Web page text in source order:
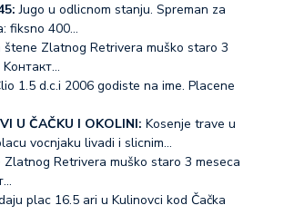
Jugo u odlicnom stanju. Spreman za
fiksno 400…
štene Zlatnog Retrivera muško staro 3
1.5 d.c.i 2006 godiste na ime. Placene
U ČAČKU I OKOLINI: Kosenje trave u
vocnjaku livadi i slicnim…
Zlatnog Retrivera muško staro 3 meseca
plac 16.5 ari u Kulinovci kod Čačka